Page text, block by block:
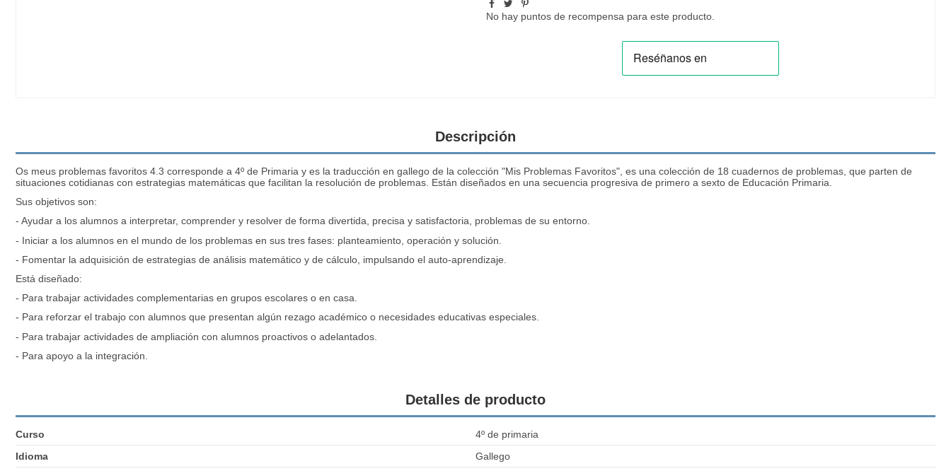
No hay puntos de recompensa para este producto.
Descripción
Os meus problemas favoritos 4.3 corresponde a 4º de Primaria y es la traducción en gallego de la colección "Mis Problemas Favoritos", es una colección de 18 cuadernos de problemas, que parten de
situaciones cotidianas con estrategias matemáticas que facilitan la resolución de problemas. Están diseñados en una secuencia progresiva de primero a sexto de Educación Primaria.
Sus objetivos son:
- Ayudar a los alumnos a interpretar, comprender y resolver de forma divertida, precisa y satisfactoria, problemas de su entorno.
- Iniciar a los alumnos en el mundo de los problemas en sus tres fases: planteamiento, operación y solución.
- Fomentar la adquisición de estrategias de análisis matemático y de cálculo, impulsando el auto-aprendizaje.
Está diseñado:
- Para trabajar actividades complementarias en grupos escolares o en casa.
- Para reforzar el trabajo con alumnos que presentan algún rezago académico o necesidades educativas especiales.
- Para trabajar actividades de ampliación con alumnos proactivos o adelantados.
- Para apoyo a la integración.
Detalles de producto
Curso
4º de primaria
Idioma
Gallego